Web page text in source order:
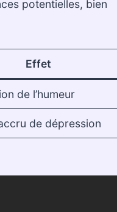
potentielles, bien
Effet
de l’humeur
de dépression